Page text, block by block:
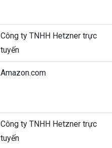
Công ty TNHH Hetzner trực
tuyến
Amazon.com
Công ty TNHH Hetzner trực
tuyến